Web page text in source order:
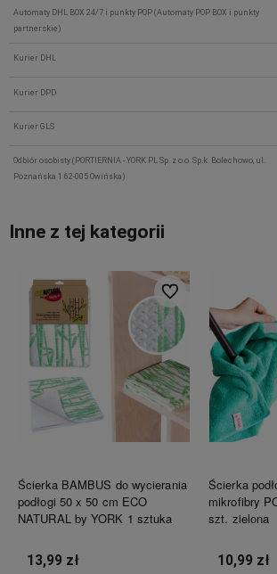
Automaty DHL BOX 24/7 i punkty POP(Automaty POP BOX i punkty
partnerskie)
Kurier DHL
Kurier DPD
Kurier GLS
Odbiór osobisty(PORTIERNIA - YORK PL Sp. z o.o. Sp.k. Bolechowo, ul.
Poznańska 1 62-005 Owińska)
Inne z tej kategorii
Ścierka BAMBUS do wycierania
podłogi 50 x 50 cm ECO
NATURAL by YORK 1 sztuka
13,99 zł
Do ulubionych
Ścierka
mikrofibry
szt. zielona
10,99 zł